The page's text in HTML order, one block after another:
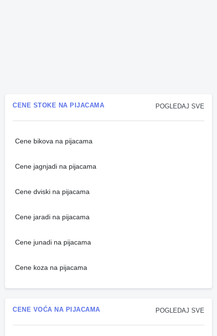
POGLEDAJ SVE
CENE STOKE NA PIJACAMA
Cene bikova na pijacama
Cene jagnjadi na pijacama
Cene dviski na pijacama
Cene jaradi na pijacama
Cene junadi na pijacama
Cene koza na pijacama
POGLEDAJ SVE
CENE VOĆA NA PIJACAMA